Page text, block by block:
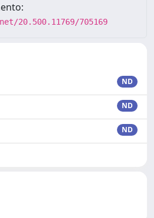
20.500.11769/705169
ND
ND
ND